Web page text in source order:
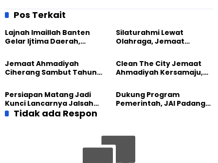
Pos Terkait
Lajnah Imaillah Banten
Gelar Ijtima Daerah,
Tangguh
Silaturahmi Lewat
Olahraga, Jemaat
Meriahkan Event Lari
Jemaat Ahmadiyah
Ciherang Sambut Tahun
Aksi Kebersihan
Clean The City Jemaat
Ahmadiyah Kersamaju,
Lingkungan
Persiapan Matang Jadi
Kunci Lancarnya Jalsah
Salanah 2025 di Bandung
Dukung Program
Pemerintah, JAI Padang
Tidak ada Respon